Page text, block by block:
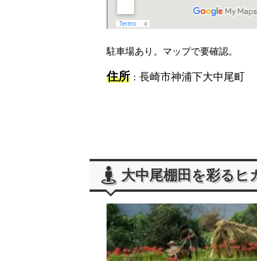
駐車場あり。マップで要確認。
住所 ： 長崎市神浦下大中尾町
大中尾棚田を彩るヒ